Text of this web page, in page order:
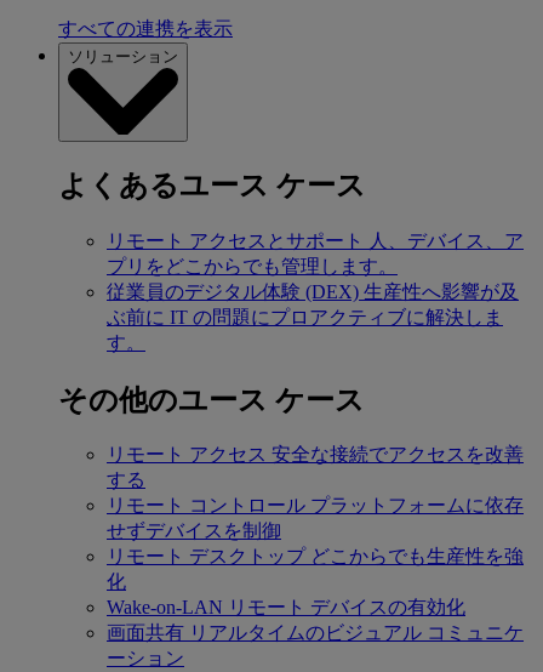
すべての連携を表示
ソリューション
よくあるユース ケース
リモート アクセスとサポート
人、デバイス、ア
プリをどこからでも管理します。
従業員のデジタル体験 (DEX) 生産性へ影響が及
ぶ前に IT の問題にプロアクティブに解決しま
す。
その他のユース ケース
リモート アクセス 安全な接続でアクセスを改善
する
リモート コントロール プラットフォームに依存
せずデバイスを制御
リモート デスクトップ どこからでも生産性を強
化
Wake-on-LAN リモート デバイスの有効化
画面共有 リアルタイムのビジュアル コミュニケ
ーション